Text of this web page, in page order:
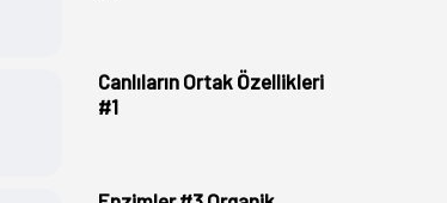
Canlıların Ortak Özellikleri
#1